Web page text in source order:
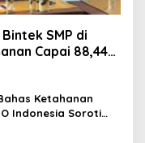
SMP di
Capai 88,44
Ketahanan
Indonesia Soroti
Lintas Sektor